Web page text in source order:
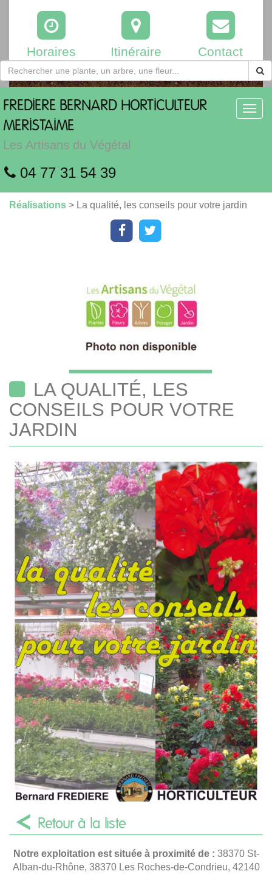
Horaires Itinéraire Contact
FREDIERE BERNARD HORTICULTEUR
MERISTAIME
Les Artisans du Végétal
04 77 31 54 39
Réalisations > La qualité, les conseils pour votre jardin
LA QUALITÉ, LES
CONSEILS POUR VOTRE
JARDIN
Retour à la liste
Notre exploitation est située à proximité de : 38370 St-
Alban-du-Rhône, 38370 Les Roches-de-Condrieu, 42140